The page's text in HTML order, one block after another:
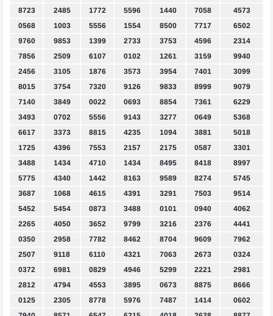
8723
2485 1772 5596 1440 7058
4573
0568
1003 5556 1554 8500 7717
6502
9760
9853 1399 2733 3753 4596
2314
7856
2509 6107 0102 1261 3159
9940
2456
3105 1876 3573 3954 7401
3099
8015
3754 7320 9126 9833 8999
9079
7140
3849 0022 0693 8854 7361
6229
3493
0702 5556 9143 3277 0649
5368
6617
3373 8815 4235 1094 3881
5018
1725
4396 7553 2157 2175 0587
3301
3488
1434 4710 1434 8495 8418
8997
5775
4340 1442 8163 9589 8274
5745
3687
1068 4615 4391 3291 7503
9514
5452
5454 0873 3488 0101 0940
4062
2265
4050 3652 9799 3216 2376
4441
0350
2958 7782 8462 8704 9609
7962
2507
9118 6110 4321 7063 2673
0324
0372
6981 0829 4946 5299 2221
2981
2812
4794 4553 3895 0673 8875
8666
0125
2305 8778 5976 7487 1414
0602